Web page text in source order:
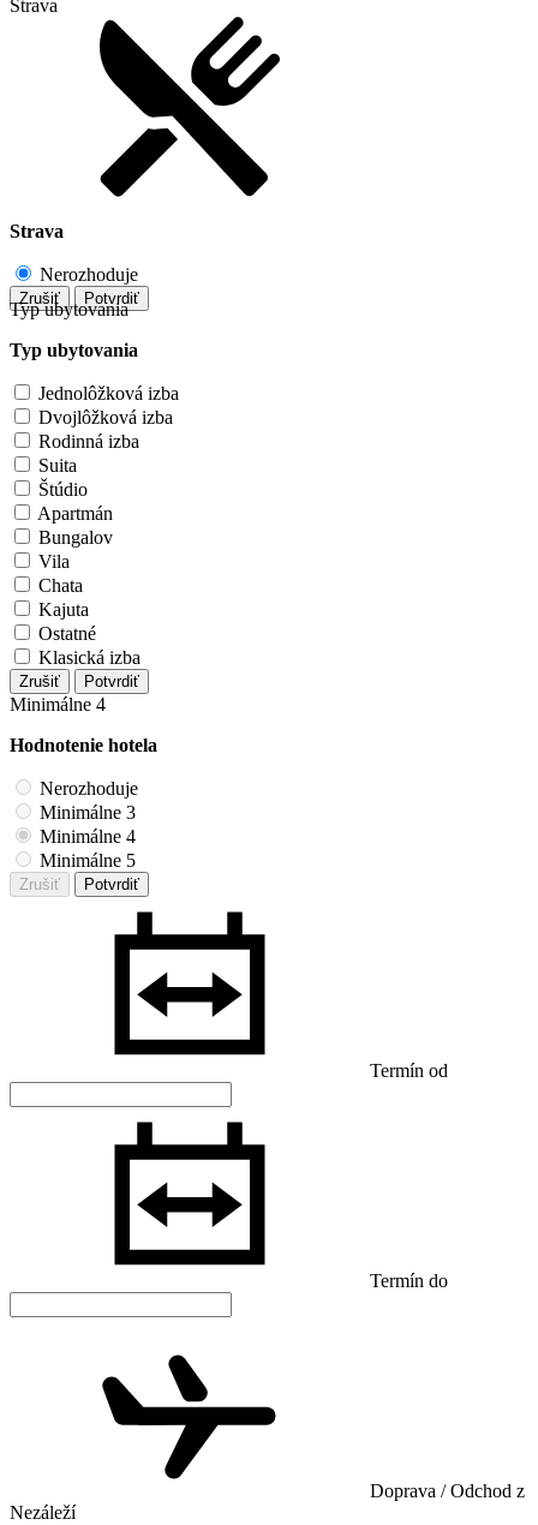
Strava
Strava
Nerozhoduje
Zrušiť Potvrdiť
Typ ubytovania
Typ ubytovania
Jednolôžková izba
Dvojlôžková izba
Rodinná izba
Suita
Štúdio
Apartmán
Bungalov
Vila
Chata
Kajuta
Ostatné
Klasická izba
Zrušiť Potvrdiť
Minimálne 4
Hodnotenie hotela
Nerozhoduje
Minimálne 3
Minimálne 4
Minimálne 5
Zrušiť Potvrdiť
Termín od
Termín do
Doprava / Odchod z
Nezáleží